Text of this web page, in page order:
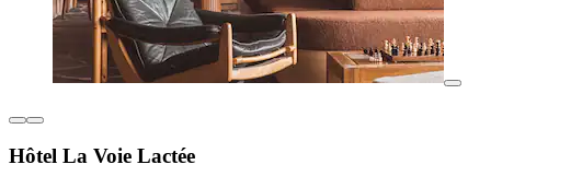
Hôtel La Voie Lactée